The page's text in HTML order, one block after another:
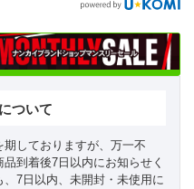
ついて
しておりますが、万一不
到着後7日以内にお知らせく
7日以内、未開封・未使用に